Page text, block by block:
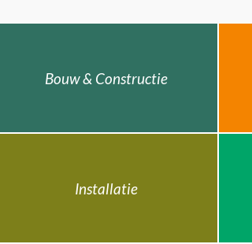
Bouw & Constructie
Installatie